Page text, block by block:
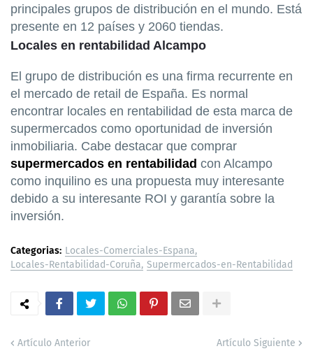
principales grupos de distribución en el mundo. Está
presente en 12 países y 2060 tiendas.
Locales en rentabilidad Alcampo
El grupo de distribución es una firma recurrente en
el mercado de retail de España. Es normal
encontrar locales en rentabilidad de esta marca de
supermercados como oportunidad de inversión
inmobiliaria. Cabe destacar que comprar
supermercados en rentabilidad con Alcampo
como inquilino es una propuesta muy interesante
debido a su interesante ROI y garantía sobre la
inversión.
Categorias: Locales-Comerciales-Espana
Locales-Rentabilidad-Coruña Supermercados-en-Rentabilidad
Artículo Anterior Artículo Siguiente